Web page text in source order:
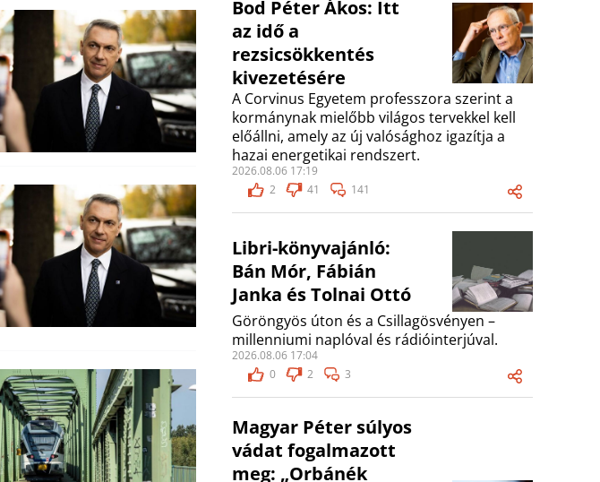
Bod Péter Ákos: Itt
az idő a
rezsicsökkentés
kivezetésére
A Corvinus Egyetem professzora szerint a
kormánynak mielőbb világos tervekkel kell
előállni, amely az új valósághoz igazítja a
hazai energetikai rendszert.
2026.08.06 17:19
2
41 141
Libri-könyvajánló:
Bán Mór, Fábián
Janka és Tolnai Ottó
Göröngyös úton és a Csillagösvényen –
millenniumi naplóval és rádióinterjúval.
2026.08.06 17:04
0
2 3
Magyar Péter súlyos
vádat fogalmazott
meg: „Orbánék